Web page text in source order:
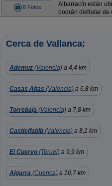
8 Fotos
Albarracín están
podrán disfrutar de
Cerca de Vallanca:
Ademuz (Valencia) a 4,4 km
Casas Altas (Valencia) a 6,8 km
Torrebaja (Valencia) a 7,8 km
Castielfabib (Valencia) a 8,1 km
El Cuervo (Teruel) a 9,9 km
Algarra (Cuenca) a 10,7 km